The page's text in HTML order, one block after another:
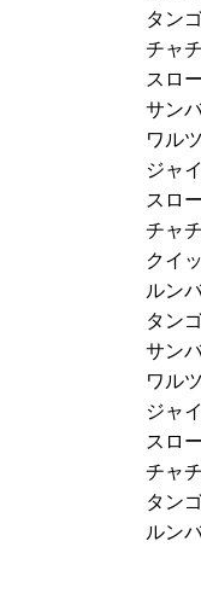
タン
チャ
スロ
サン
ワル
ジャ
スロ
チャ
クイ
ルン
タン
サン
ワル
ジャ
スロ
チャ
タン
ルン